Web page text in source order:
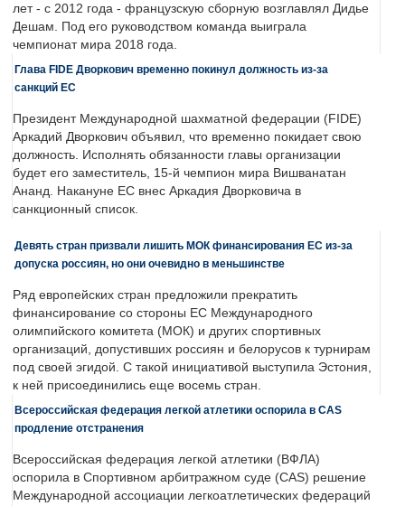
лет - с 2012 года - французскую сборную возглавлял Дидье
Дешам. Под его руководством команда выиграла
чемпионат мира 2018 года.
Глава FIDE Дворкович временно покинул должность из-за
санкций ЕС
Президент Международной шахматной федерации (FIDE)
Аркадий Дворкович объявил, что временно покидает свою
должность. Исполнять обязанности главы организации
будет его заместитель, 15-й чемпион мира Вишванатан
Ананд. Накануне ЕС внес Аркадия Дворковича в
санкционный список.
Девять стран призвали лишить МОК финансирования ЕС из-за
допуска россиян, но они очевидно в меньшинстве
Ряд европейских стран предложили прекратить
финансирование со стороны ЕС Международного
олимпийского комитета (МОК) и других спортивных
организаций, допустивших россиян и белорусов к турнирам
под своей эгидой. С такой инициативой выступила Эстония,
к ней присоединились еще восемь стран.
Всероссийская федерация легкой атлетики оспорила в CAS
продление отстранения
Всероссийская федерация легкой атлетики (ВФЛА)
оспорила в Спортивном арбитражном суде (CAS) решение
Международной ассоциации легкоатлетических федераций